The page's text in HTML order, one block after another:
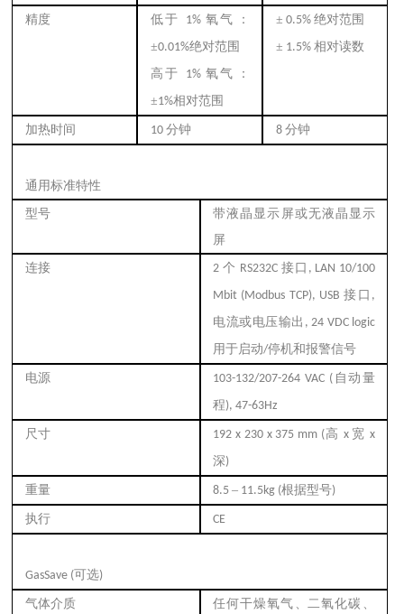
精度 低于 1%氧气：
±0.01%绝对范围
高于
1%氧气：
±1%相对范围
± 0.5% 绝对范围
± 1.5% 相对读数
加热时间 10 分钟 8 分钟
通用标准特性
型号
带液晶显示屏或无液晶显示
屏
连接 2 个 RS232C接口 , LAN 10/100
Mbit (Modbus TCP), USB接口 ,
电流或电压输出 , 24 VDC logic
用于启动/停机和报警信号
电源 103-132/207-264 VAC (自动量
程), 47-63Hz
尺寸 192 x 230 x 375 mm ( 高 x 宽x
深)
重量 8.5– 11.5kg (根据型号)
执行 CE
GasSave (可选)
气体介质
任何干燥氧气、二氧化碳、